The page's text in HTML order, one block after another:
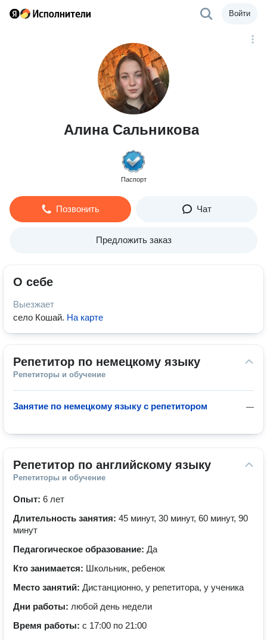
Войти
Алина Сальникова
Паспорт
Позвонить Чат
Предложить заказ
О себе
Выезжает
село Кошай. На карте
Репетитор по немецкому языку
Репетиторы и обучение
—
Занятие по немецкому языку с репетитором
Репетитор по английскому языку
Репетиторы и обучение
Опыт: 6 лет
Длительность занятия: 45 минут, 30 минут, 60 минут, 90
минут
Педагогическое образование: Да
Кто занимается: Школьник, ребенок
Место занятий: Дистанционно, у репетитора, у ученика
Дни работы: любой день недели
Время работы: с 17:00 по 21:00